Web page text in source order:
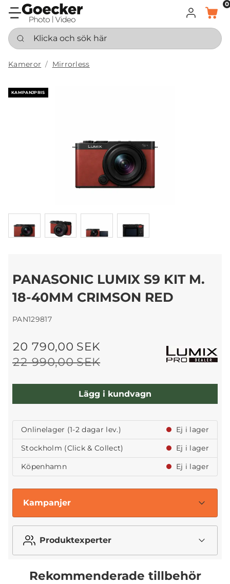
LOGGA IN
KORG
0
Klicka och sök här
Kameror Mirrorless
KAMPANJPRIS
PANASONIC LUMIX S9 KIT M.
18-40MM CRIMSON RED
PAN129817
22 990,00 SEK
20 790,00 SEK
Lägg i kundvagn
Onlinelager (1-2 dagar lev.)
Ej i lager
Stockholm (Click & Collect)
Ej i lager
Köpenhamn
Ej i lager
Kampanjer
Produktexperter
Rekommenderade tillbehör